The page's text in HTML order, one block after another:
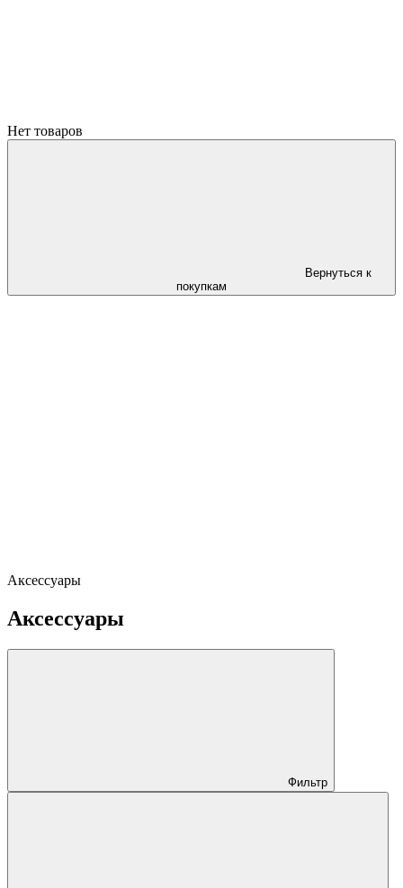
Нет товаров
Вернуться к
покупкам
Аксессуары
Аксессуары
Фильтр